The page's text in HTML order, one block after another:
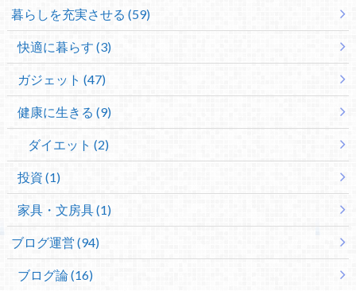
暮らしを充実させる (59)
快適に暮らす (3)
ガジェット (47)
健康に生きる (9)
ダイエット (2)
投資 (1)
家具・文房具 (1)
ブログ運営 (94)
ブログ論 (16)